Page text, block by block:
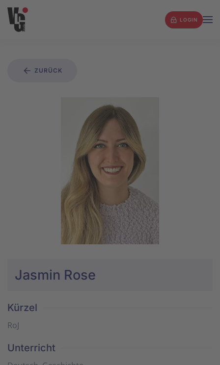
Zum Hauptinhalt springen
LOGIN
ZURÜCK
Jasmin Rose
Kürzel
RoJ
Unterricht